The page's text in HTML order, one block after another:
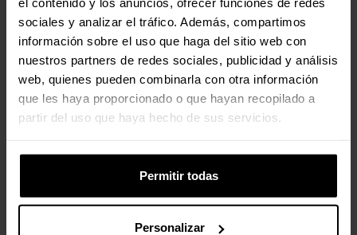
sociales y analizar el tráfico. Además, compartimos
información sobre el uso que haga del sitio web con
nuestros partners de redes sociales, publicidad y análisis
web, quienes pueden combinarla con otra información
que les haya proporcionado o que hayan recopilado a
partir del uso que haya hecho de sus servicios.
Permitir todas
Personalizar
SSD (total)
Wi-Fi & LAN
LAN